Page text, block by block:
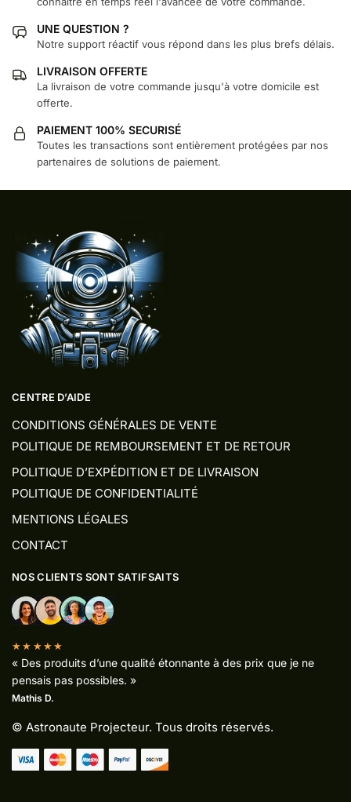
UNE QUESTION ?
Notre support réactif vous répond dans les plus brefs délais.
LIVRAISON OFFERTE
La livraison de votre commande jusqu'à votre domicile est
offerte.
PAIEMENT 100% SECURISÉ
Toutes les transactions sont entièrement protégées par nos
partenaires de solutions de paiement.
CENTRE D’AIDE
CONDITIONS GÉNÉRALES DE VENTE
POLITIQUE DE REMBOURSEMENT ET DE RETOUR
POLITIQUE D’EXPÉDITION ET DE LIVRAISON
POLITIQUE DE CONFIDENTIALITÉ
MENTIONS LÉGALES
CONTACT
NOS CLIENTS SONT SATIFSAITS
★★★★★
« Des produits d’une qualité étonnante à des prix que je ne
pensais pas possibles. »
Mathis D.
© Astronaute Projecteur. Tous droits réservés.